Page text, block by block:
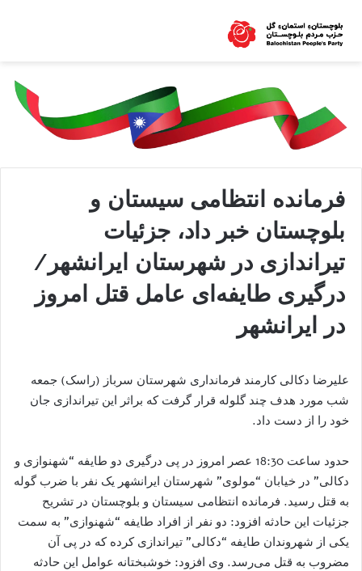
فرمانده انتظامی سیستان و
بلوچستان خبر داد، جزئیات
تیراندازی در شهرستان ایرانشهر/
درگیری طایفه‌ای عامل قتل امروز
در ایرانشهر
علیرضا دکالی کارمند فرمانداری شهرستان سرباز (راسک) جمعه
شب مورد هدف چند گلوله قرار گرفت که براثر این تیراندازی جان
خود را از دست داد.
حدود ساعت 18:30 عصر امروز در پی درگیری دو طایفه “شهنوازی و
دکالی” در خیابان “مولوی” شهرستان ایرانشهر یک نفر با ضرب گوله
به قتل رسید. فرمانده انتظامی سیستان و بلوچستان در تشریح
جزئیات این حادثه افزود: دو نفر از افراد طایفه “شهنوازی” به سمت
یکی از شهروندان طایفه “دکالی” تیراندازی کرده که در پی آن
مضروب به قتل می‌رسد. وی افزود: خوشبختانه عوامل این حادثه